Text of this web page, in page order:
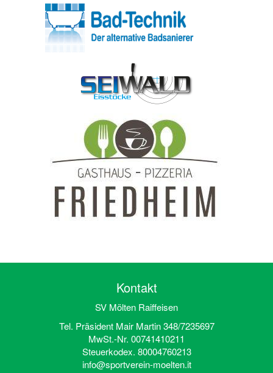
Kontakt
SV Mölten Raiffeisen
Tel. Präsident Mair Martin 348/7235697
MwSt.-Nr. 00741410211
Steuerkodex. 80004760213
info@sportverein-moelten.it